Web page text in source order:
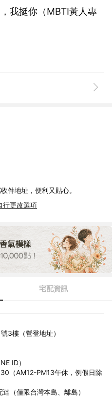
我挺你（MBTI黃人專
件地址，便利又貼心。
行更改選項
宅配資訊
3樓（營登地址）
ID）
（AM12-PM13午休，例假日除
（僅限台灣本島、離島）